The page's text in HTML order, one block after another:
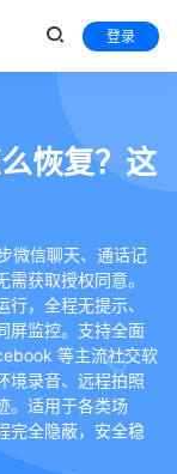
登录
恢复？这
微信聊天、通话记
获取授权同意。
，全程无提示、
屏监控。支持全面
等主流社交软
境录音、远程拍照
。适用于各类场
完全隐蔽，安全稳